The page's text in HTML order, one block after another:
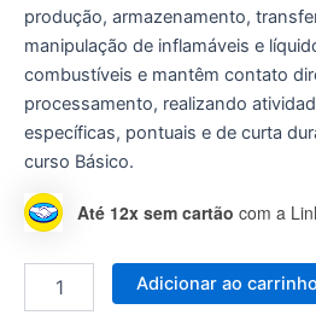
produção, armazenamento,
manipulação de inflamáveis e
combustíveis e mantêm contato
processamento, realizando
específicas, pontuais e de curta
curso Básico.
Até 12x sem cartão com a
Adicionar ao carrinho